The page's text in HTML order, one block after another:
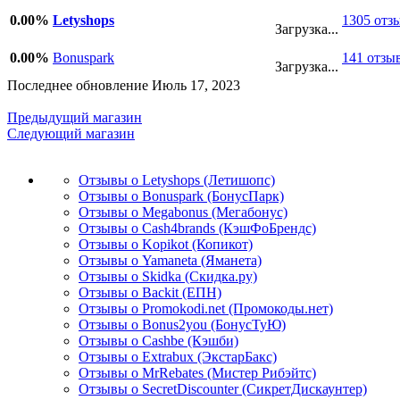
0.00% Letyshops
Загрузка...
1305
0.00% Bonuspark
Загрузка...
141
Последнее обновление Июль 17, 2023
Предыдущий магазин
Следующий магазин
Отзывы о Letyshops (Летишопс)
Отзывы о Bonuspark (БонусПарк)
Отзывы о Megabonus (Мегабонус)
Отзывы о Cash4brands (КэшФоБрендс)
Отзывы о Kopikot (Копикот)
Отзывы о Yamaneta (Яманета)
Отзывы о Skidka (Скидка.ру)
Отзывы о Backit (ЕПН)
Отзывы о Promokodi.net (Промокоды.нет)
Отзывы о Bonus2you (БонусТуЮ)
Отзывы о Cashbe (Кэшби)
Отзывы о Extrabux (ЭкстарБакс)
Отзывы о MrRebates (Мистер Рибэйтс)
Отзывы о SecretDiscounter (СикретДискаунтер)